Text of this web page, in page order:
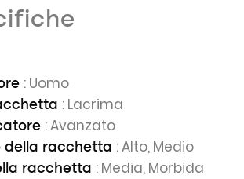
: Uomo
: Lacrima
: Avanzato
della racchetta : Alto, Medio
racchetta : Media, Morbida